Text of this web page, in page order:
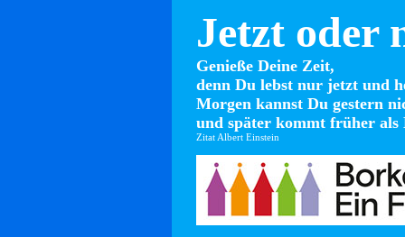
Jetzt oder
Genieße Deine Zeit,
denn Du lebst nur jetzt und
Morgen kannst Du gestern
und später kommt früher als
Zitat Albert Einstein